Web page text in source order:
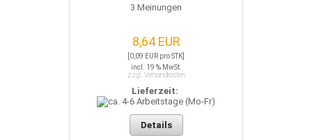
3 Meinungen
8,64 EUR
[0,09 EUR pro STK]
incl. 19 % MwSt.
zzgl. Versandkosten
Lieferzeit:
Details